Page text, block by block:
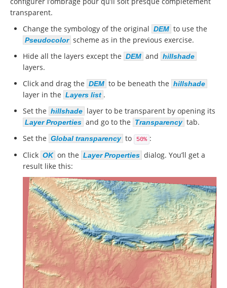
transparent.
Change the symbology of the original DEM to use the
Pseudocolor scheme as in the previous exercise.
Hide all the layers except the DEM and hillshade
layers.
Click and drag the DEM to be beneath the hillshade
layer in the Layers list .
Set the hillshade layer to be transparent by opening its
Layer Properties and go to the Transparency tab.
Set the Global transparency to 50% :
Click OK on the Layer Properties dialog. You’ll get a
result like this: